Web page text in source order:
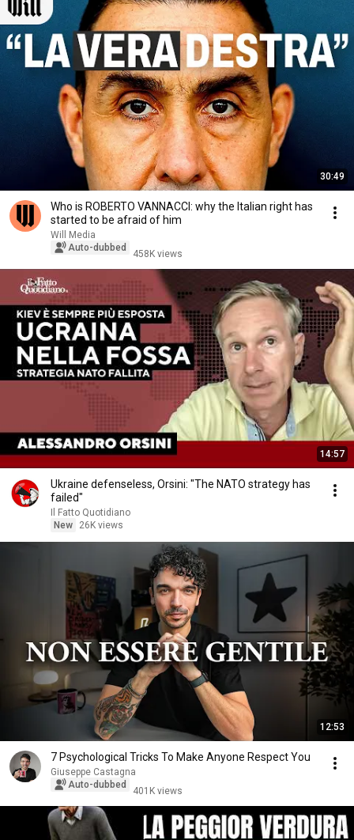
30:49
Who is ROBERTO VANNACCI: why the Italian right has
started to be afraid of him
Will Media
Auto-dubbed
458K views
14:57
Ukraine defenseless, Orsini: "The NATO strategy has
failed"
Il Fatto Quotidiano
New
26K views
12:53
7 Psychological Tricks To Make Anyone Respect You
Giuseppe Castagna
Auto-dubbed
401K views